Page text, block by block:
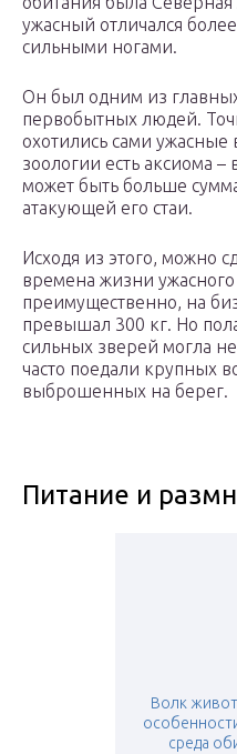
ужасный отличался
сильными ногами.
Он был одним из
первобытных людей.
охотились сами
зоологии есть аксиома
может быть больше
атакующей его стаи.
Исходя из этого, можно
времена жизни
преимущественно, на
превышал 300 кг. Но
сильных зверей могла
часто поедали крупных
выброшенных на берег.
Питание и
Волк
среда